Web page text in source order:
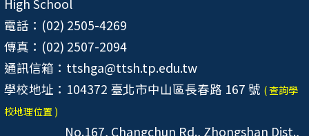
High School
電話：(02) 2505-4269
傳真：(02) 2507-2094
通訊信箱：ttshga@ttsh.tp.edu.tw
學校地址：104372 臺北市中山區長春路 167 號 ( 查詢學
校地理位置 )
No.167, Changchun Rd., Zhongshan Dist.,